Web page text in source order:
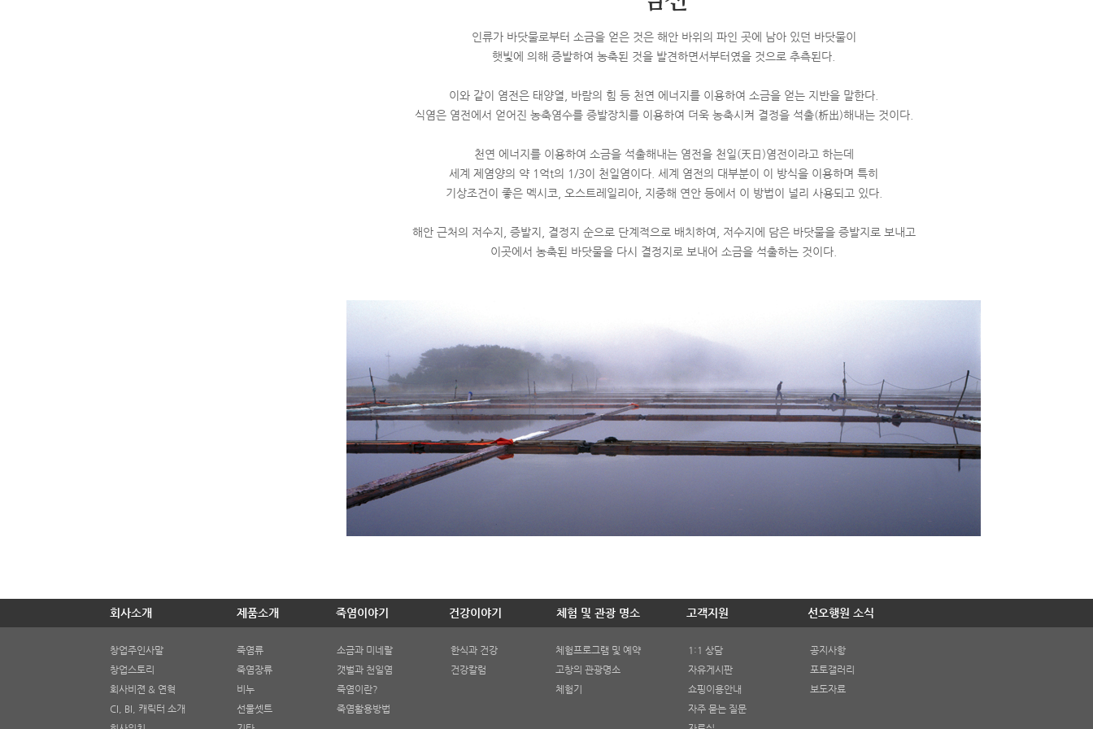
인류가 바닷물로부터 소금을 얻은 것은 해안 바위의 파인 곳에 남아 있던 바닷물이
햇빛에 의해 증발하여 농축된 것을 발견하면서부터였을 것으로 추측된다.
이와 같이 염전은 태양열, 바람의 힘 등 천연 에너지를 이용하여 소금을 얻는 지반을 말한다.
식염은 염전에서 얻어진 농축염수를 증발장치를 이용하여 더욱 농축시켜 결정을 석출(析出)해내는 것이다.
천연 에너지를 이용하여 소금을 석출해내는 염전을 천일(天日)염전이라고 하는데
세계 제염양의 약 1억t의 1/3이 천일염이다. 세계 염전의 대부분이 이 방식을 이용하며 특히
기상조건이 좋은 멕시코, 오스트레일리아, 지중해 연안 등에서 이 방법이 널리 사용되고 있다.
해안 근처의 저수지, 증발지, 결정지 순으로 단계적으로 배치하여, 저수지에 담은 바닷물을 증발지로 보내고
이곳에서 농축된 바닷물을 다시 결정지로 보내어 소금을 석출하는 것이다.
회사소개 제품소개 죽염이야기 건강이야기 체험 및 관광 명소 고객지원 선오행원 소식
창업주인사말
창업스토리
회사비젼 & 연혁
CI, BI, 캐릭터 소개
죽염류
죽염장류
비누
선물셋트
소금과 미네랄
갯벌과 천일염
죽염이란?
죽염활용방법
한식과 건강
건강칼럼
체험프로그램 및 예약
고창의 관광명소
체험기
1:1 상담
자유게시판
쇼핑이용안내
자주 묻는 질문
공지사항
포토갤러리
보도자료